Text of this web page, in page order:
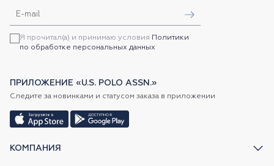
КОМПАНИЯ
Я прочитал(а) и принимаю условия Политики
по обработке персональных данных
ПРИЛОЖЕНИЕ «U.S. POLO ASSN.»
Следите за новинками и статусом заказа в приложении